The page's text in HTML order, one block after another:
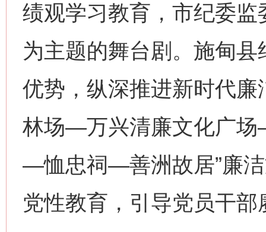
绩观学习教育，市纪委
为主题的舞台剧。施甸
优势，纵深推进新时代廉
林场—万兴清廉文化广
—恤忠祠—善洲故居”廉
党性教育，引导党员干